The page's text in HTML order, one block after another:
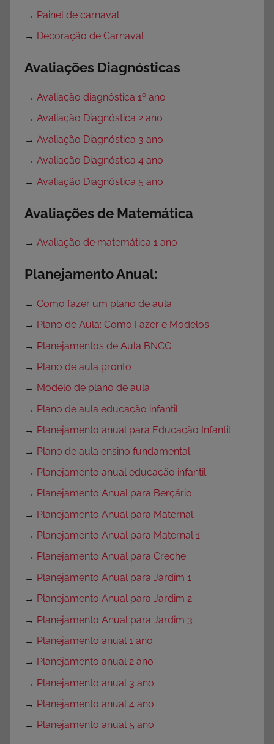
→ Painel de carnaval
→ Decoração de Carnaval
Avaliações Diagnósticas
→ Avaliação diagnóstica 1º ano
→ Avaliação Diagnóstica 2 ano
→ Avaliação Diagnóstica 3 ano
→ Avaliação Diagnóstica 4 ano
→ Avaliação Diagnóstica 5 ano
Avaliações de Matemática
→ Avaliação de matemática 1 ano
Planejamento Anual:
→ Como fazer um plano de aula
→ Plano de Aula: Como Fazer e Modelos
→ Planejamentos de Aula BNCC
→ Plano de aula pronto
→ Modelo de plano de aula
→ Plano de aula educação infantil
→ Planejamento anual para Educação Infantil
→ Plano de aula ensino fundamental
→ Planejamento anual educação infantil
→ Planejamento Anual para Berçário
→ Planejamento Anual para Maternal
→ Planejamento Anual para Maternal 1
→ Planejamento Anual para Creche
→ Planejamento Anual para Jardim 1
→ Planejamento Anual para Jardim 2
→ Planejamento Anual para Jardim 3
→ Planejamento anual 1 ano
→ Planejamento anual 2 ano
→ Planejamento anual 3 ano
→ Planejamento anual 4 ano
→ Planejamento anual 5 ano